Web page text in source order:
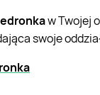
w Twojej
swoje